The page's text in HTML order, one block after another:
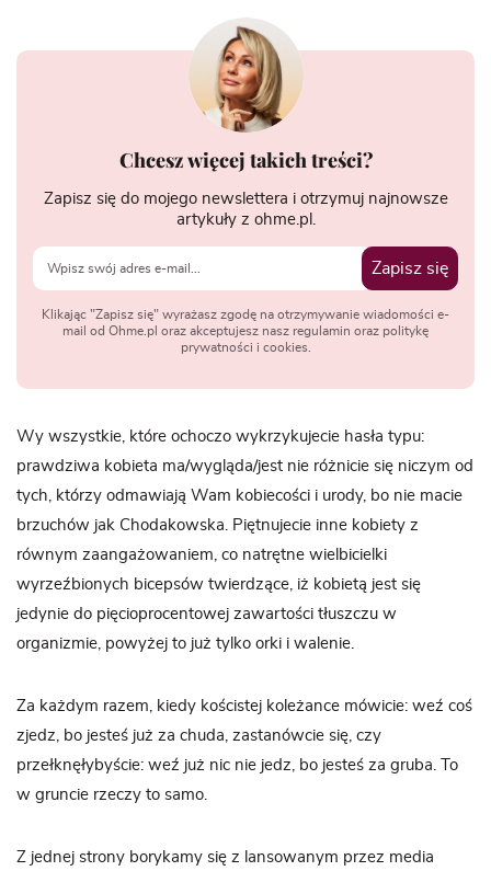
Chcesz więcej takich treści?
Zapisz się do mojego newslettera i otrzymuj najnowsze
artykuły z ohme.pl.
Zapisz się
Klikając "Zapisz się" wyrażasz zgodę na otrzymywanie wiadomości e-
mail od Ohme.pl oraz akceptujesz nasz regulamin oraz politykę
prywatności i cookies.
Wy wszystkie, które ochoczo wykrzykujecie hasła typu:
prawdziwa kobieta ma/wygląda/jest nie różnicie się niczym od
tych, którzy odmawiają Wam kobiecości i urody, bo nie macie
brzuchów jak Chodakowska. Piętnujecie inne kobiety z
równym zaangażowaniem, co natrętne wielbicielki
wyrzeźbionych bicepsów twierdzące, iż kobietą jest się
jedynie do pięcioprocentowej zawartości tłuszczu w
organizmie, powyżej to już tylko orki i walenie.
Za każdym razem, kiedy kościstej koleżance mówicie: weź coś
zjedz, bo jesteś już za chuda, zastanówcie się, czy
przełknęłybyście: weź już nic nie jedz, bo jesteś za gruba. To
w gruncie rzeczy to samo.
Z jednej strony borykamy się z lansowanym przez media